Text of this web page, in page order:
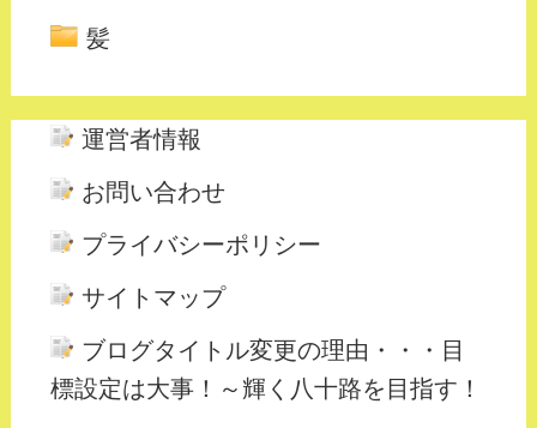
髪
運営者情報
お問い合わせ
プライバシーポリシー
サイトマップ
ブログタイトル変更の理由・・・目
標設定は大事！～輝く八十路を目指す！